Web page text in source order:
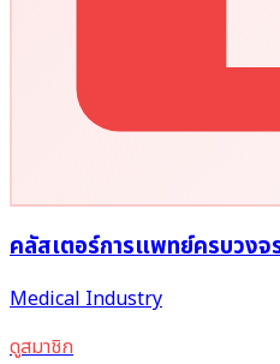
คลัสเตอร์การแพทย์ครบวงจ
Medical Industry
ดูสมาชิก